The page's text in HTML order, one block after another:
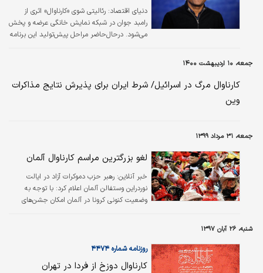
دنیای اقتصاد: رئالیتی شوی «کارناوال» اثری از
رامبد جوان در شبکه نمایش خانگی عرضه و پخش
می‌شود. در‌حال‌حاضر مراحل پیش‌تولید این برنامه
«کارناوال» اولین رئالیتی‌شوی رامبد جوان در شبکه
نمایش خانگی است که پیش از این برنامه
جمعه، ۱۰ اردیبهشت ۱۴۰۰
کارناوال مرگ‌ در اسرائیل/ شرط ایران برای پذیرش نتایج مذاکرات
وین
جمعه، ۳۱ مرداد ۱۳۹۹
لغو بزرگترین مراسم کارناوال آلمان
خبر آنلاین: رهبر حزب دموکرات آزاد در ایالت
نوردراین وستفالن آلمان اعلام کرد: با توجه به
وضعیت کنونی کرونا در آلمان امکان جشن‌های
شنبه، ۲۶ آبان ۱۳۹۷
روزنامه شماره ۴۴۷۴
کارناوال دوزخ از فردا در تهران